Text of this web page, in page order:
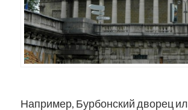
Например, Бурбонский дворец